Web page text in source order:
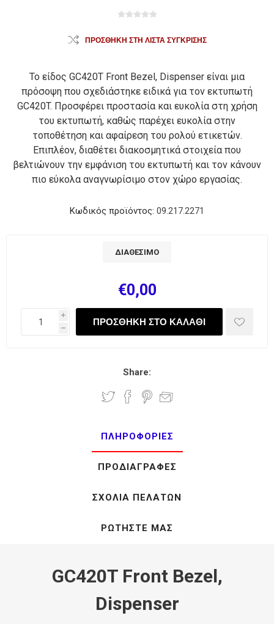
ΠΡΟΣΘΉΚΗ ΣΤΗ ΛΊΣΤΑ ΣΎΓΚΡΙΣΗΣ
Το είδος GC420T Front Bezel, Dispenser είναι μια
πρόσοψη που σχεδιάστηκε ειδικά για τον εκτυπωτή
GC420T. Προσφέρει προστασία και ευκολία στη χρήση
του εκτυπωτή, καθώς παρέχει ευκολία στην
τοποθέτηση και αφαίρεση του ρολού ετικετών.
Επιπλέον, διαθέτει διακοσμητικά στοιχεία που
βελτιώνουν την εμφάνιση του εκτυπωτή και τον κάνουν
πιο εύκολα αναγνωρίσιμο στον χώρο εργασίας.
Κωδικός προϊόντος: 09.217.2271
ΔΙΑΘΈΣΙΜΟ
€0,00
i
h
Share:
ΠΛΗΡΟΦΟΡΊΕΣ
ΠΡΟΔΙΑΓΡΑΦΈΣ
ΣΧΌΛΙΑ ΠΕΛΑΤΏΝ
ΡΩΤΉΣΤΕ ΜΑΣ
GC420T Front Bezel,
Dispenser